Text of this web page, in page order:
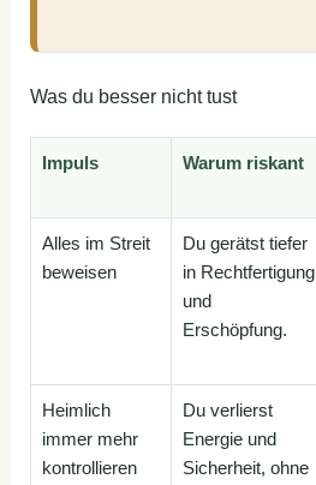
Was du besser nicht tust
Impuls Warum riskant
Alles im Streit
beweisen
Du gerätst tiefer
in Rechtfertigung
und
Erschöpfung.
Heimlich
immer mehr
kontrollieren
Du verlierst
Energie und
Sicherheit, ohne